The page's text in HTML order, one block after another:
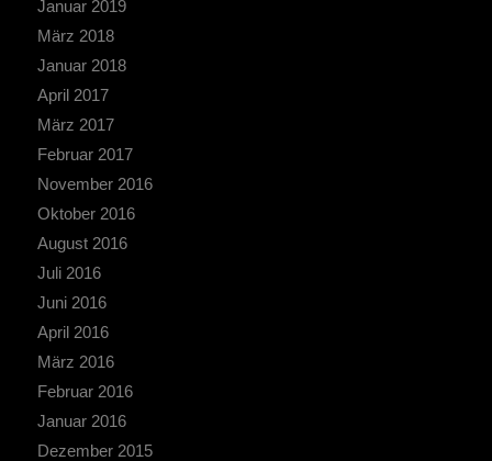
Januar 2019
März 2018
Januar 2018
April 2017
März 2017
Februar 2017
November 2016
Oktober 2016
August 2016
Juli 2016
Juni 2016
April 2016
März 2016
Februar 2016
Januar 2016
Dezember 2015